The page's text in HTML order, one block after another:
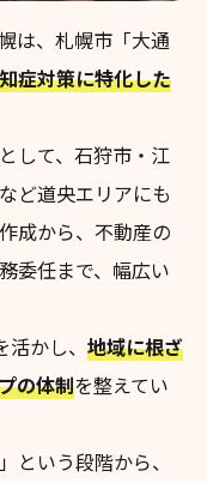
は、札幌市「大通
症対策に特化した
して、石狩市・江
ど道央エリアにも
成から、不動産の
委任まで、幅広い
活かし、 地域に根ざ
の体制を整えてい
という段階から、